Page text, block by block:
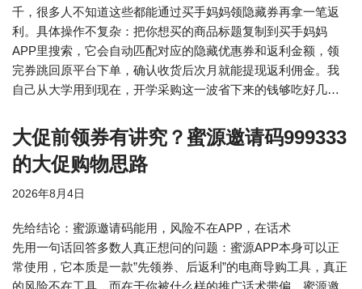
千，很多人不知道这些都能通过买手妈妈领隐藏券再拿一笔返
利。具体操作不复杂：把你想买的商品标题复制到买手妈妈
APP里搜索，它会自动匹配对应的隐藏优惠券和返利金额，领
完券跳回原平台下单，确认收货后次月就能提现返利佣金。我
自己从大学用到现在，开学采购这一波省下来的钱够吃好几…
大促前领券有讲究？蜜源邀请码999333
的大促购物思路
2026年8月4日
先给结论：蜜源邀请码能用，风险不在APP，在话术
先用一句话回答多数人真正想问的问题：蜜源APP本身可以正
常使用，它本质是一款”先领券、后返利”的电商导购工具，真正
的风险不在工具，而在于你被什么样的推广话术带偏。蜜源邀